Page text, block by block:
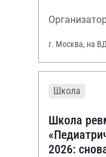
г. Москва, на
Школа
Школа
2026: